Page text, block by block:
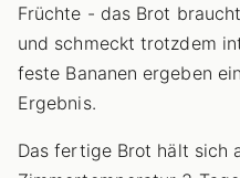
Früchte - das Brot
und schmeckt trotzdem
feste Bananen ergeben
Ergebnis.
Das fertige Brot hält sich